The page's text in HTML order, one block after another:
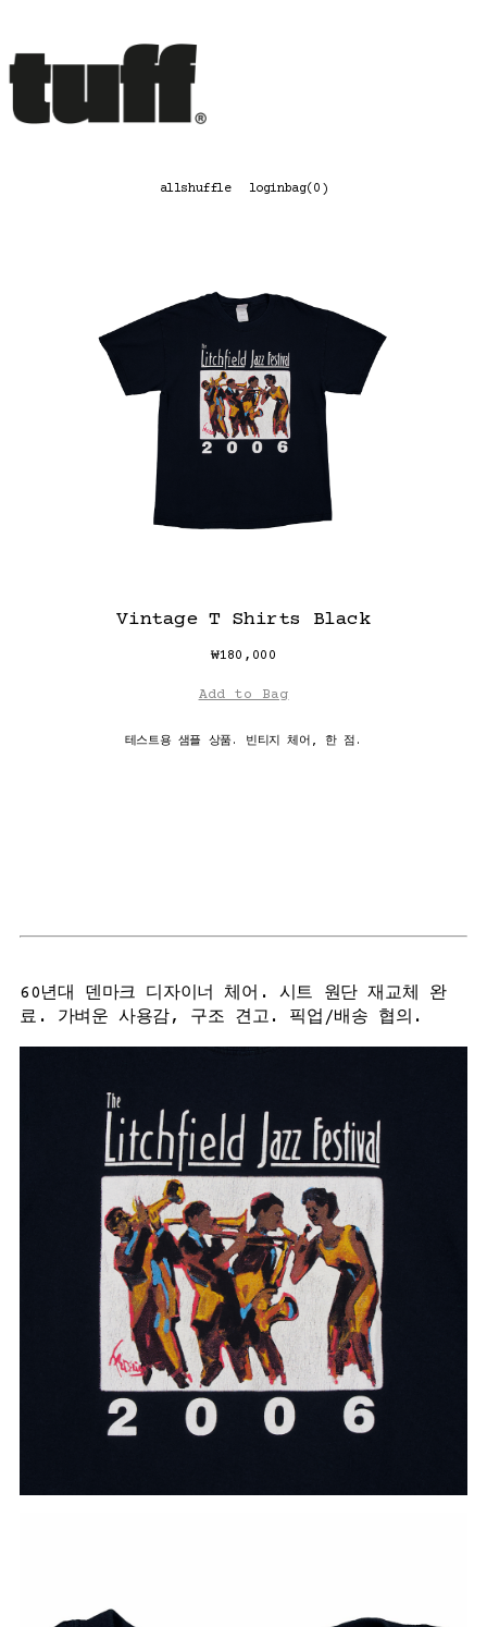
로
바
로
allshuffle loginbag( 0 )
Vintage T Shirts Black
₩180,000
Add to Bag
테스트용 샘플 상품. 빈티지 체어, 한 점.
60년대 덴마크 디자이너 체어. 시트 원단 재교체 완
료. 가벼운 사용감, 구조 견고. 픽업/배송 협의.